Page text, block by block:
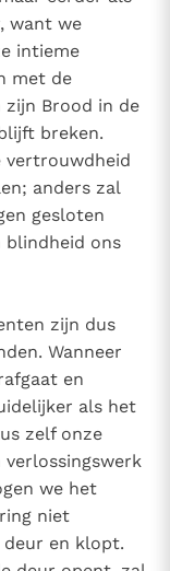
want we
intieme
met de
zijn Brood in de
breken.
vertrouwdheid
anders zal
gesloten
blindheid ons
zijn dus
Wanneer
en
als het
zelf onze
we het
niet
en klopt.